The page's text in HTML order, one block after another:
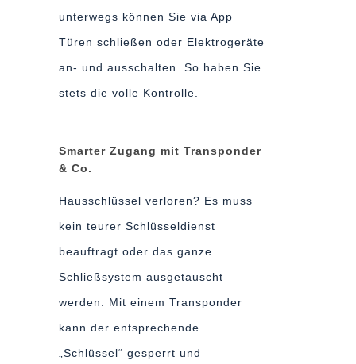
unterwegs können Sie via App
Türen schließen oder Elektrogeräte
an- und ausschalten. So haben Sie
stets die volle Kontrolle.
Smarter Zugang mit Transponder
& Co.
Hausschlüssel verloren? Es muss
kein teurer Schlüsseldienst
beauftragt oder das ganze
Schließsystem ausgetauscht
werden. Mit einem Transponder
kann der entsprechende
„Schlüssel“ gesperrt und